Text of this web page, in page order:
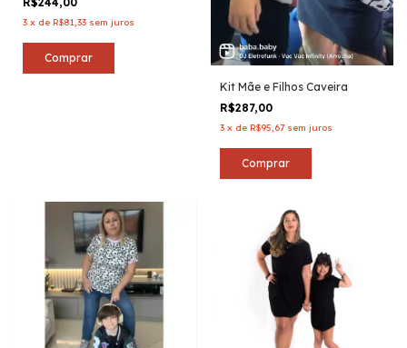
3 x de R$81,33 sem juros
Comprar
Kit Mãe e Filhos Caveira
R$287,00
3 x de R$95,67 sem juros
Comprar